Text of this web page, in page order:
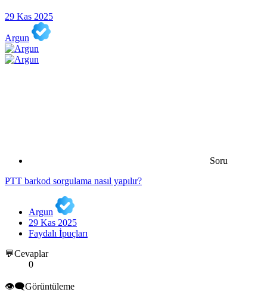
29 Kas 2025
Argun
Soru
PTT barkod sorgulama nasıl yapılır?
Argun
29 Kas 2025
Faydalı İpuçları
💬Cevaplar
0
👁️‍🗨️Görüntüleme